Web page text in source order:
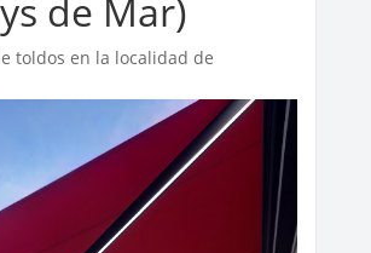
de Mar)
toldos en la localidad de